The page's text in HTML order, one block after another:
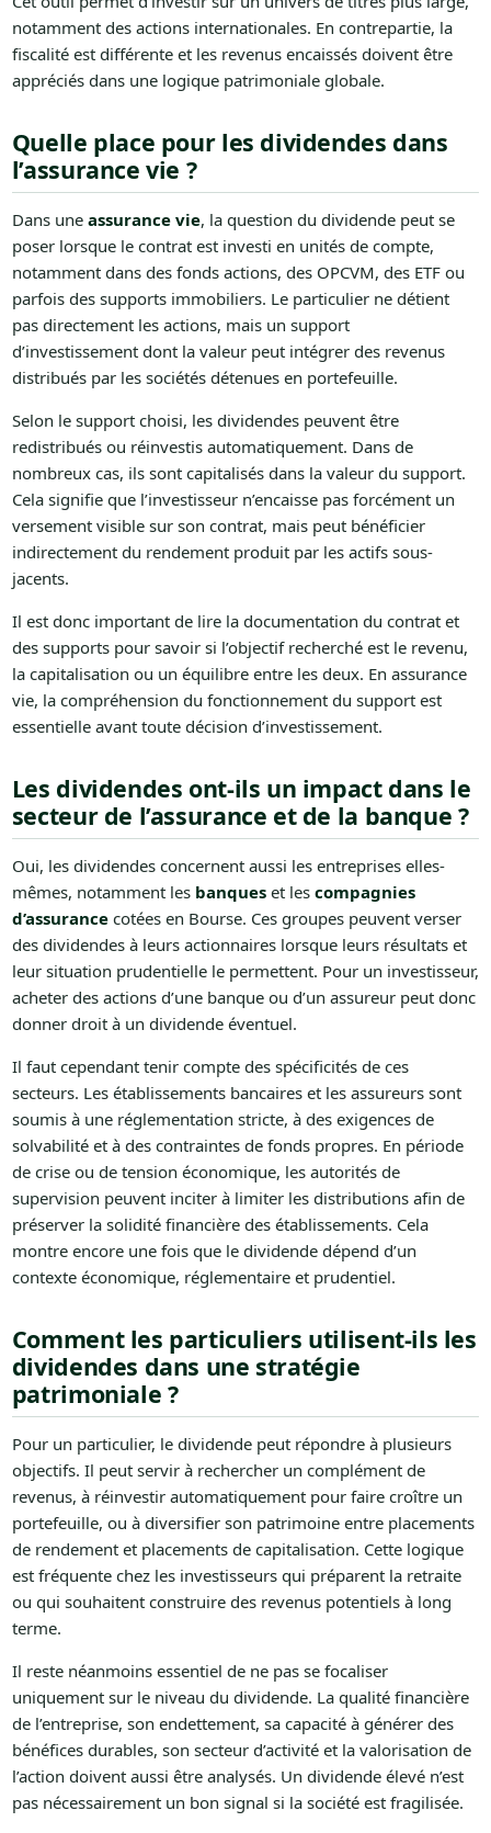
notamment des actions internationales. En contrepartie, la
fiscalité est différente et les revenus encaissés doivent être
appréciés dans une logique patrimoniale globale.
Quelle place pour les dividendes dans
l’assurance vie ?
Dans une assurance vie, la question du dividende peut se
poser lorsque le contrat est investi en unités de compte,
notamment dans des fonds actions, des OPCVM, des ETF ou
parfois des supports immobiliers. Le particulier ne détient
pas directement les actions, mais un support
d’investissement dont la valeur peut intégrer des revenus
distribués par les sociétés détenues en portefeuille.
Selon le support choisi, les dividendes peuvent être
redistribués ou réinvestis automatiquement. Dans de
nombreux cas, ils sont capitalisés dans la valeur du support.
Cela signifie que l’investisseur n’encaisse pas forcément un
versement visible sur son contrat, mais peut bénéficier
indirectement du rendement produit par les actifs sous-
jacents.
Il est donc important de lire la documentation du contrat et
des supports pour savoir si l’objectif recherché est le revenu,
la capitalisation ou un équilibre entre les deux. En assurance
vie, la compréhension du fonctionnement du support est
essentielle avant toute décision d’investissement.
Les dividendes ont-ils un impact dans le
secteur de l’assurance et de la banque ?
Oui, les dividendes concernent aussi les entreprises elles-
mêmes, notamment les banqueset les compagnies
d’assurancecotées en Bourse. Ces groupes peuvent verser
des dividendes à leurs actionnaires lorsque leurs résultats et
leur situation prudentielle le permettent. Pour un investisseur,
acheter des actions d’une banque ou d’un assureur peut donc
donner droit à un dividende éventuel.
Il faut cependant tenir compte des spécificités de ces
secteurs. Les établissements bancaires et les assureurs sont
soumis à une réglementation stricte, à des exigences de
solvabilité et à des contraintes de fonds propres. En période
de crise ou de tension économique, les autorités de
supervision peuvent inciter à limiter les distributions afin de
préserver la solidité financière des établissements. Cela
montre encore une fois que le dividende dépend d’un
contexte économique, réglementaire et prudentiel.
Comment les particuliers utilisent-ils les
dividendes dans une stratégie
patrimoniale ?
Pour un particulier, le dividende peut répondre à plusieurs
objectifs. Il peut servir à rechercher un complément de
revenus, à réinvestir automatiquement pour faire croître un
portefeuille, ou à diversifier son patrimoine entre placements
de rendement et placements de capitalisation. Cette logique
est fréquente chez les investisseurs qui préparent la retraite
ou qui souhaitent construire des revenus potentiels à long
terme.
Il reste néanmoins essentiel de ne pas se focaliser
uniquement sur le niveau du dividende. La qualité financière
de l’entreprise, son endettement, sa capacité à générer des
bénéfices durables, son secteur d’activité et la valorisation de
l’action doivent aussi être analysés. Un dividende élevé n’est
pas nécessairement un bon signal si la société est fragilisée.